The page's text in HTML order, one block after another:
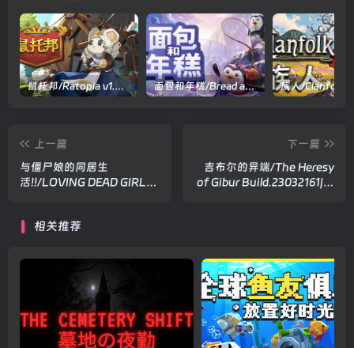
鼠托邦/Ratopia v1.0.0530|策略模拟|容量2.9GB|官方中文版 面包和年糕/Bread and Fred Build.21411256|动作冒险|容量1.1GB|官方中文版
上一篇
与僵尸娘的同居生
活!!/LOVING DEAD GIRL
下一篇
吉布尔的异端/The Heresy
of Gibur Build.23032161|策
相关推荐